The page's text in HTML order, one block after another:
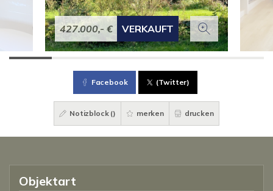
427.000,- € VERKAUFT
Facebook (Twitter)
Notizblock () merken drucken
Objektart